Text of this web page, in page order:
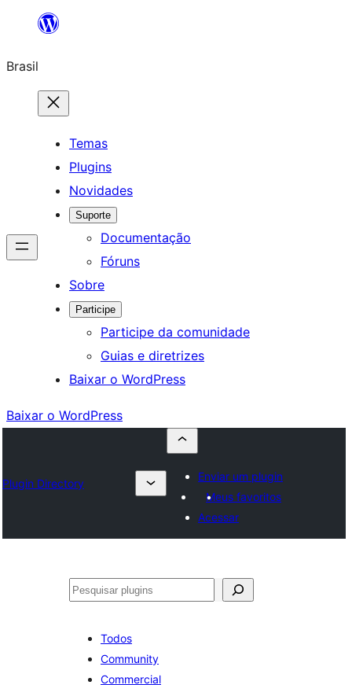
o
conteúdo
Brasil
Temas
Plugins
Novidades
Suporte
Documentação
Fóruns
Sobre
Participe
Participe da comunidade
Guias e diretrizes
Baixar o WordPress
Baixar o WordPress
Plugin Directory
Enviar um plugin
Meus favoritos
Acessar
Pesquisar
Todos
Community
Commercial